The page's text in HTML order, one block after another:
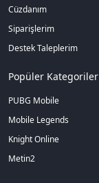
Cüzdanım
Siparişlerim
Destek Taleplerim
Popüler Kategoriler
PUBG Mobile
Mobile Legends
Knight Online
Metin2